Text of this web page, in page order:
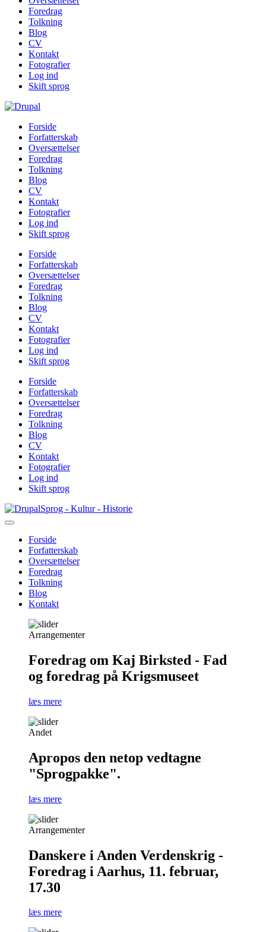
Foredrag
Tolkning
Blog
CV
Kontakt
Fotografier
Log ind
Skift sprog
Forside
Forfatterskab
Oversættelser
Foredrag
Tolkning
Blog
CV
Kontakt
Fotografier
Log ind
Skift sprog
Forside
Forfatterskab
Oversættelser
Foredrag
Tolkning
Blog
CV
Kontakt
Fotografier
Log ind
Skift sprog
Forside
Forfatterskab
Oversættelser
Foredrag
Tolkning
Blog
CV
Kontakt
Fotografier
Log ind
Skift sprog
Gå
til
Sprog - Kultur - Historie
Primær
navigation
Forside
Forfatterskab
Oversættelser
Foredrag
Tolkning
Blog
Kontakt
Arrangementer
Foredrag om Kaj Birksted - Fad
og foredrag på Krigsmuseet
læs mere
Andet
Apropos den netop vedtagne
"Sprogpakke".
læs mere
Arrangementer
Danskere i Anden Verdenskrig -
Foredrag i Aarhus, 11. februar,
17.30
læs mere